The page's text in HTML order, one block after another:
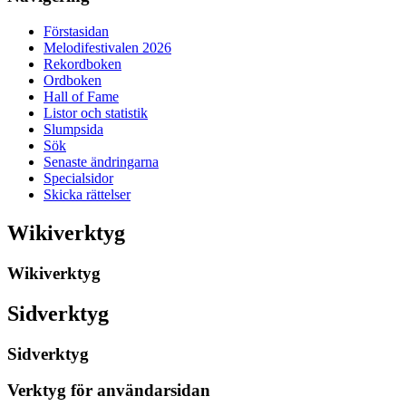
Förstasidan
Melodifestivalen 2026
Rekordboken
Ordboken
Hall of Fame
Listor och statistik
Slumpsida
Sök
Senaste ändringarna
Specialsidor
Skicka rättelser
Wikiverktyg
Wikiverktyg
Sidverktyg
Sidverktyg
Verktyg för användarsidan